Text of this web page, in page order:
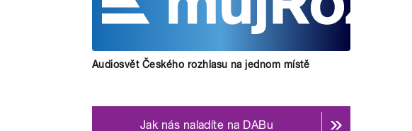
Audiosvět Českého rozhlasu na jednom místě
Jak nás naladíte na DABu